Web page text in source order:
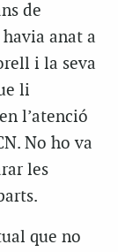
de
anat a
i la seva
li
l’atenció
No ho va
les
que no